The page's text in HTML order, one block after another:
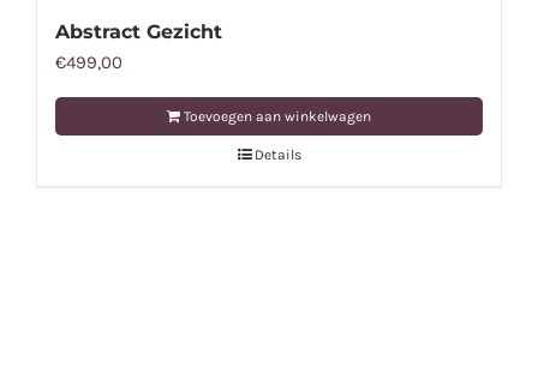
Abstract Gezicht
€499,00
Toevoegen aan winkelwagen
Details